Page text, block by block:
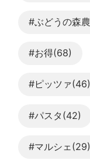
#ぶどうの森
#お得(68)
#ピッツァ(46)
#パスタ(42)
#マルシェ(29)